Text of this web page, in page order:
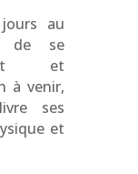
au
de se
et
à venir,
ses
et